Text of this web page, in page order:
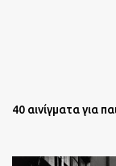
40 αινίγματα για